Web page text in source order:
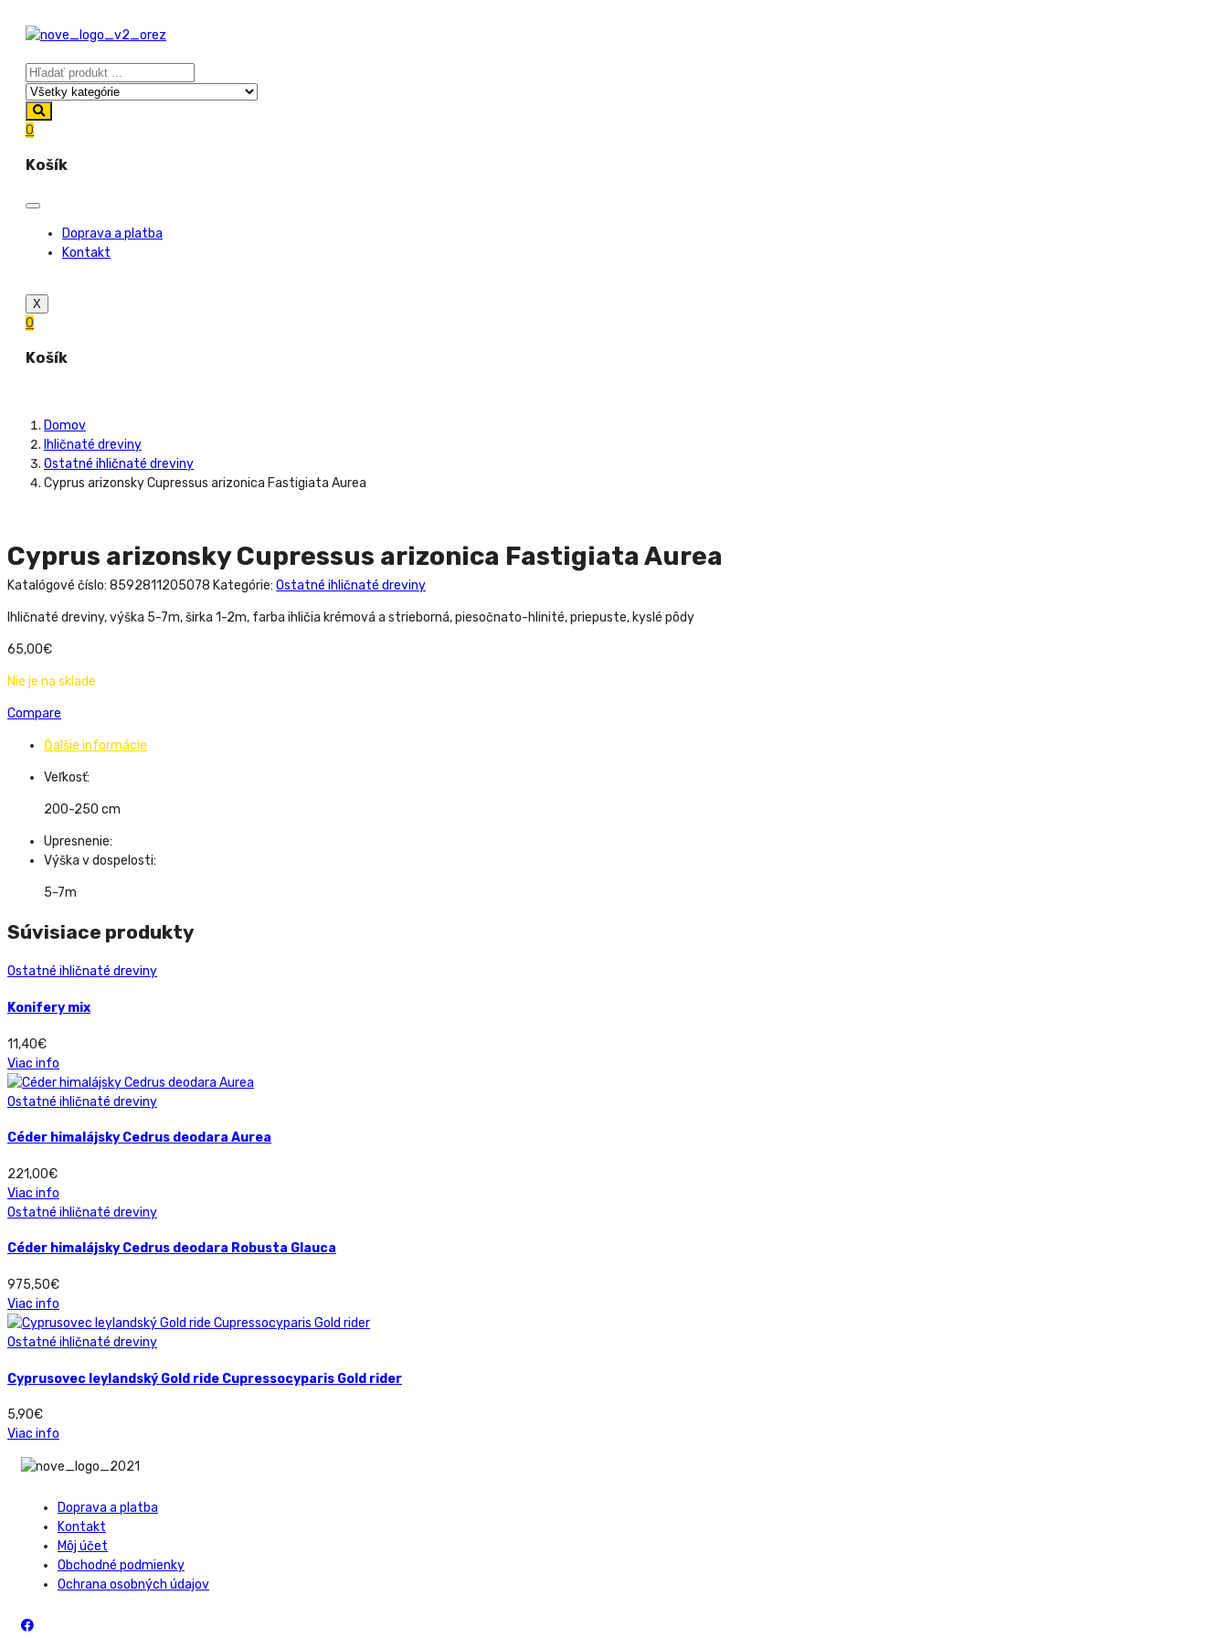
0
Košík
Doprava a platba
Kontakt
X
0
Košík
Domov
Ihličnaté dreviny
Ostatné ihličnaté dreviny
Cyprus arizonsky Cupressus arizonica Fastigiata Aurea
Cyprus arizonsky Cupressus arizonica Fastigiata Aurea
Katalógové číslo: 8592811205078 Kategórie: Ostatné ihličnaté dreviny
Ihličnaté dreviny, výška 5-7m, širka 1-2m, farba ihličia krémová a strieborná, piesočnato-hlinité, priepuste, kyslé pôdy
65,00€
Nie je na sklade
Compare
Ďalšie informácie
Veľkosť:
200-250 cm
Upresnenie:
Výška v dospelosti:
5-7m
Súvisiace produkty
Ostatné ihličnaté dreviny
Konifery mix
11,40€
Viac info
Ostatné ihličnaté dreviny
Céder himalájsky Cedrus deodara Aurea
221,00€
Viac info
Ostatné ihličnaté dreviny
Céder himalájsky Cedrus deodara Robusta Glauca
975,50€
Viac info
Ostatné ihličnaté dreviny
Cyprusovec leylandský Gold ride Cupressocyparis Gold rider
5,90€
Viac info
Doprava a platba
Kontakt
Môj účet
Obchodné podmienky
Ochrana osobných údajov